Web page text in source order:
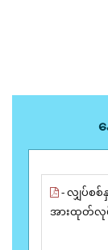
- လျှပ်စစ်
အားထုတ်လုပ်